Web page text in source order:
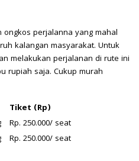
perjalanna yang mahal
kalangan masyarakat. Untuk
melakukan perjalanan di rute ini
rupiah saja. Cukup murah
Tiket (Rp)
Rp. 250.000/ seat
Rp. 250.000/ seat